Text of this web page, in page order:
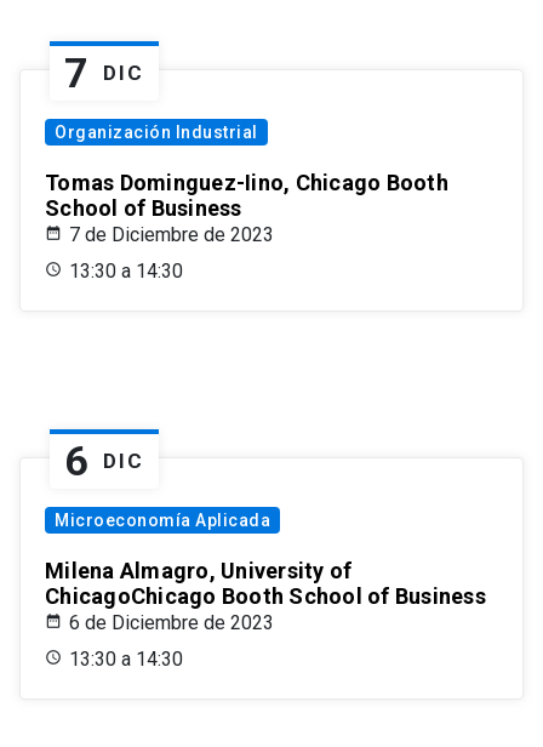
7 DIC
Organización Industrial
Tomas Dominguez-Iino, Chicago Booth
School of Business
7 de Diciembre de 2023
13:30 a 14:30
6 DIC
Microeconomía Aplicada
Milena Almagro, University of
ChicagoChicago Booth School of Business
6 de Diciembre de 2023
13:30 a 14:30